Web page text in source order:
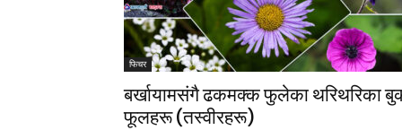
फिचर
बर्खायामसंगै ढकमक्क फुलेका थरिथरिका
फूलहरू (तस्वीरहरू)